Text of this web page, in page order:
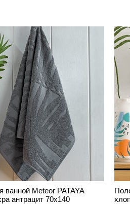
ванной Meteor PATAYA
антрацит 70х140